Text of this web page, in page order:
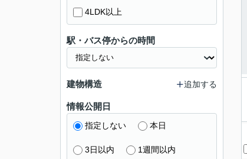
4LDK以上
駅・バス停からの時間
建物構造 追加する
情報公開日
指定しない 本日
3日以内 1週間以内